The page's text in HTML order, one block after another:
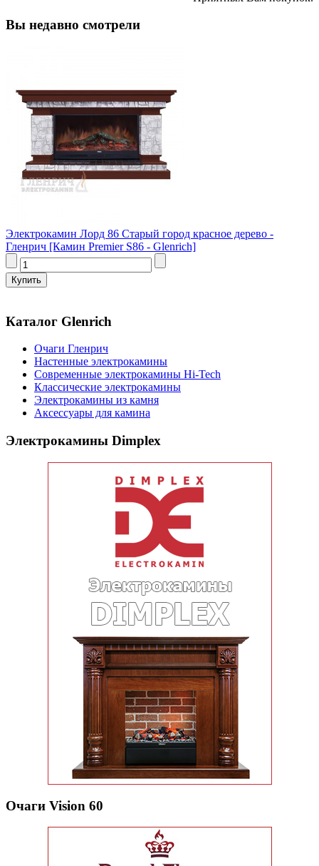
Вы недавно смотрели
Электрокамин Лорд 86 Старый город красное дерево -
Гленрич [Камин Premier S86 - Glenrich]
Каталог Glenrich
Очаги Гленрич
Настенные электрокамины
Современные электрокамины Hi-Tech
Классические электрокамины
Электрокамины из камня
Аксессуары для камина
Электрокамины Dimplex
Очаги Vision 60